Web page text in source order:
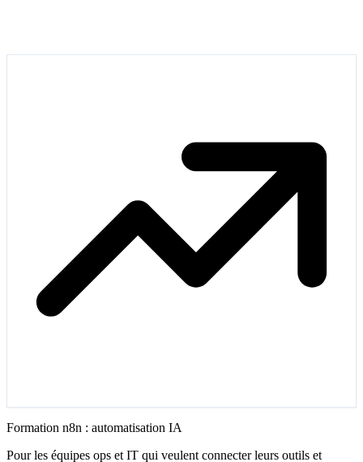
Formation n8n : automatisation IA
Pour les équipes ops et IT qui veulent connecter leurs outils et